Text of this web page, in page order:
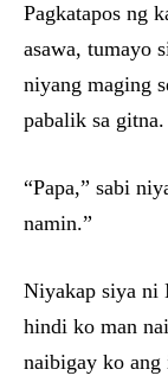
Pagkatapos ng
asawa, tumayo
niyang maging
pabalik sa gitna.
“Papa,” sabi
namin.”
Niyakap siya ni
hindi ko man
naibigay ko ang